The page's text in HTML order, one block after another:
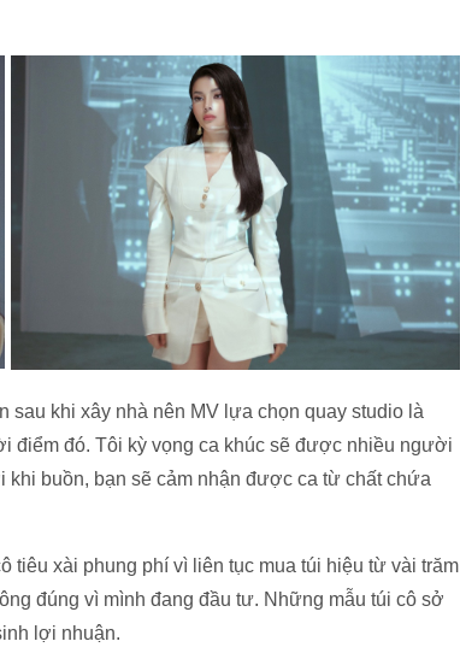
sau khi xây nhà nên MV lựa chọn quay studio là
điểm đó. Tôi kỳ vọng ca khúc sẽ được nhiều người
buồn, bạn sẽ cảm nhận được ca từ chất chứa
tiêu xài phung phí vì liên tục mua túi hiệu từ vài trăm
đúng vì mình đang đầu tư. Những mẫu túi cô sở
lợi nhuận.